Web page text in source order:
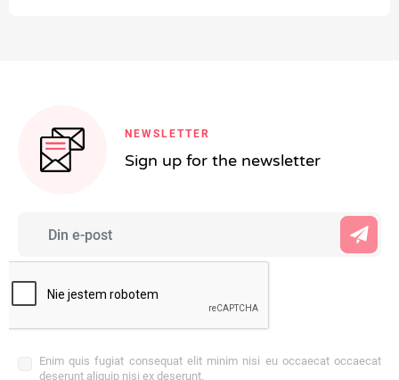
NEWSLETTER
Sign up for the newsletter
Enim quis fugiat consequat elit minim nisi eu occaecat occaecat
deserunt aliquip nisi ex deserunt.